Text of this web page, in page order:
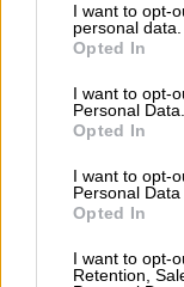
not limited to your
grant or deny
use your data for
consent section.
I want to opt-
personal data.
Opted In
I want to opt-
Personal Data.
Opted In
I want to opt-
Personal Data
Opted In
I want to opt-
Retention,
Θέλετε
Θέλετε
Θέλετε
Έχει
Θέλετε